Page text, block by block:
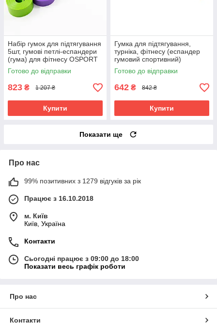
Набір гумок для підтягування
5шт, гумові петлі-еспандери
(гума) для фітнесу OSPORT
(OF-0256)
Готово до відправки
823 ₴ 1 207 ₴
Купити
Гумка для підтягування,
турніка, фітнесу (еспандер
гумовий спортивний)
2080x44 мм OSPORT (MS
1878)
Готово до відправки
642 ₴ 842 ₴
Купити
Показати ще
Про нас
99% позитивних з 1279 відгуків за рік
Працює з 16.10.2018
м. Київ
Київ, Україна
Контакти
Сьогодні працює з 09:00 до 18:00
Показати весь графік роботи
Про нас
Контакти